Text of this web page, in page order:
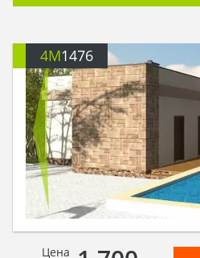
4M1476
Цена